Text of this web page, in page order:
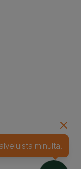
minulta!